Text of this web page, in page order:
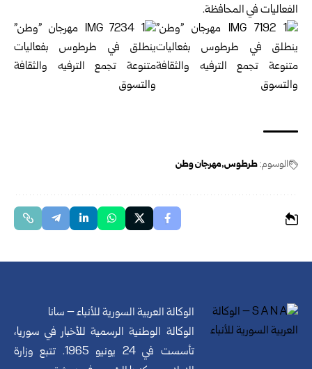
الفعاليات في المحافظة.
الوسوم:طرطوس مهرجان وطن
الوكالة العربية السورية للأنباء – سانا
الوكالة الوطنية الرسمية للأخبار في سوريا،
تأسست في 24 يونيو 1965. تتبع وزارة